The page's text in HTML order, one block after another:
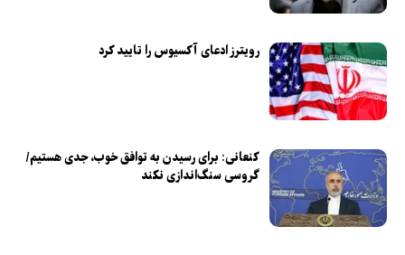
رویترز ادعای آکسیوس را تایید کرد
کنعانی: برای رسیدن به توافق خوب، جدی هستیم/
گروسی سنگ‌اندازی نکند